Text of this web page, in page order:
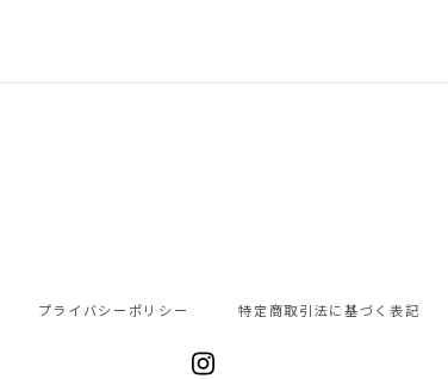
プライバシーポリシー 特定商取引法に基づく表記